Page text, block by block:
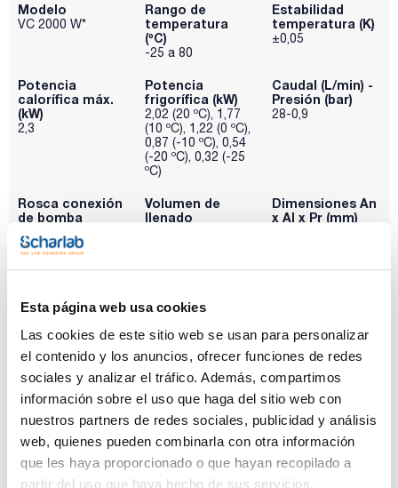
Esta página web usa cookies
Las cookies de este sitio web se usan para personalizar
el contenido y los anuncios, ofrecer funciones de redes
sociales y analizar el tráfico. Además, compartimos
información sobre el uso que haga del sitio web con
nuestros partners de redes sociales, publicidad y análisis
web, quienes pueden combinarla con otra información
que les haya proporcionado o que hayan recopilado a
partir del uso que haya hecho de sus servicios.
Modelo
VC 2000 W*
Rango de
temperatura
(ºC)
-25 a 80
Estabilidad
temperatura (K)
±0,05
Potencia
calorífica máx.
(kW)
2,3
Potencia
frigorífica (kW)
2,02 (20 ºC), 1,77
(10 ºC), 1,22 (0 ºC),
0,87 (-10 ºC), 0,54
(-20 ºC), 0,32 (-25
ºC)
Caudal (L/min) -
Presión (bar)
28-0,9
Rosca conexión
de bomba
Volumen de
llenado
Dimensiones An
x Al x Pr (mm)
LAUL004074
x u.
Comprar
Disponibilidad
Ver stock